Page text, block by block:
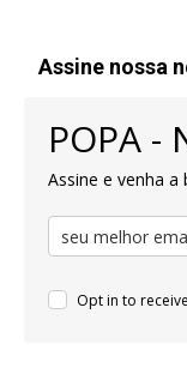
Assine nossa
POPA
Assine e venha
Opt in to